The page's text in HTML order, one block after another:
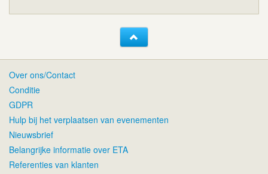
Over ons/Contact
Conditie
GDPR
Hulp bij het verplaatsen van evenementen
Nieuwsbrief
Belangrijke informatie over ETA
Referenties van klanten